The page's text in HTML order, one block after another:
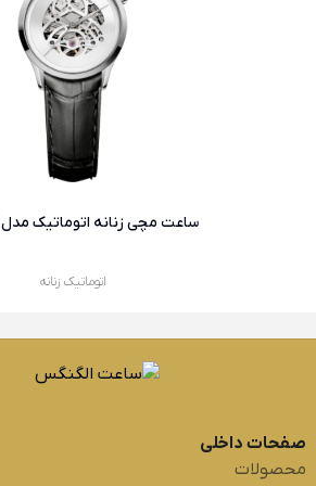
ساعت مچی زنانه اتوماتیک مدل SA8251
اتوماتیک زنانه
صفحات داخلی
محصولات